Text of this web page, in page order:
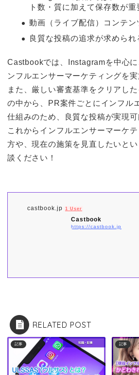
ト数・質に加えて保存数が重
動画（ライブ配信）コンテン
良質な投稿の追求が求められ
Castbookでは、Instagramを中心に
ンフルエンサーマーケティングを実
また、厳しい審査基準をクリアし
の中から、PR案件ごとにインフル
仕組みのため、良質な投稿が実現可
これからインフルエンサーマーケ
方や、現在の施策を見直したいと
談ください！
castbook.jp 1 User
Castbook
https://castbook.jp
RELATED POST
記事 記事